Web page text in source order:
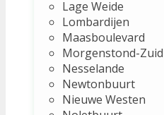
Lage Weide
Lombardijen
Maasboulevard
Morgenstond-Zuid
Nesselande
Newtonbuurt
Nieuwe Westen